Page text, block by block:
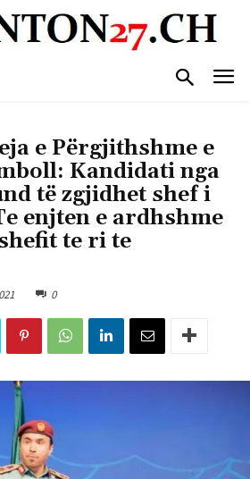
e Përgjithshme e
Kandidati nga
të zgjidhet shef i
enjten e ardhshme
te ri te
0